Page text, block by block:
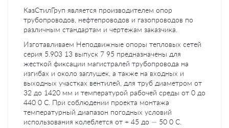
КазСтилГруп является производителем опор
трубопроводов, нефтепроводов и газопроводов по
различным стандартам и чертежам заказчика.
Изготавливаем Неподвижные опоры тепловых сетей
серия 5.903 13 выпуск 7 95 предназначены для
жесткой фиксации магистралей трубопровода на
изгибах и около заглушек, а также на входных и
выходных участках вентилей, для труб диаметром от
32 до 1420 мм и температурой рабочей среды от 0 до
440 0 C. При соблюдении проекта монтажа
температурный диапазон погодных условий
использования колеблется от + 45 до — 50 0 C.